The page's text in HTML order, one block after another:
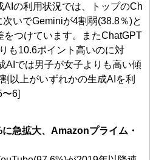
の利用状況では、トップのCh
いでGeminiが4割弱(38.8％)と
をつけています。またChatGPT
も10.6ポイント高いのに対
AIでは男子が女子よりも高い傾
以上がいずれかの生成AIを利
6]
急拡大、Amazonプライム・